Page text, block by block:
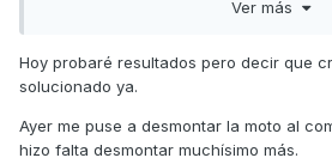
segunda mano ya con un forro de
El problema viene a la hora de
interior, entiendo que debo
laterales , los bajos , pero no sé
Ver más
Hoy probaré resultados pero decir que
solucionado ya.
Ayer me puse a desmontar la moto al
hizo falta desmontar muchísimo más.